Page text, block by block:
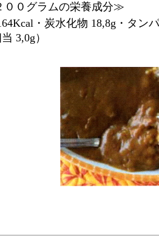
０グラムの栄養成分≫
・炭水化物 18,8g・タン
3,0g）